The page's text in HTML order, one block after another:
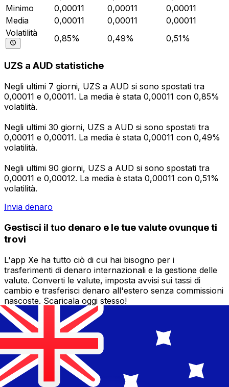
Minimo
0,00011 0,00011
0,00011
Media
0,00011 0,00011
0,00011
Volatilità
0,85% 0,49% 0,51%
UZS a AUD statistiche
Negli ultimi 7 giorni, UZS a AUD si sono spostati tra
0,00011 e 0,00011. La media è stata 0,00011 con 0,85%
volatilità.
Negli ultimi 30 giorni, UZS a AUD si sono spostati tra
0,00011 e 0,00011. La media è stata 0,00011 con 0,49%
volatilità.
Negli ultimi 90 giorni, UZS a AUD si sono spostati tra
0,00011 e 0,00012. La media è stata 0,00011 con 0,51%
volatilità.
Invia denaro
Gestisci il tuo denaro e le tue valute ovunque ti
trovi
L'app Xe ha tutto ciò di cui hai bisogno per i
trasferimenti di denaro internazionali e la gestione delle
valute. Converti le valute, imposta avvisi sui tassi di
cambio e trasferisci denaro all'estero senza commissioni
nascoste. Scaricala oggi stesso!